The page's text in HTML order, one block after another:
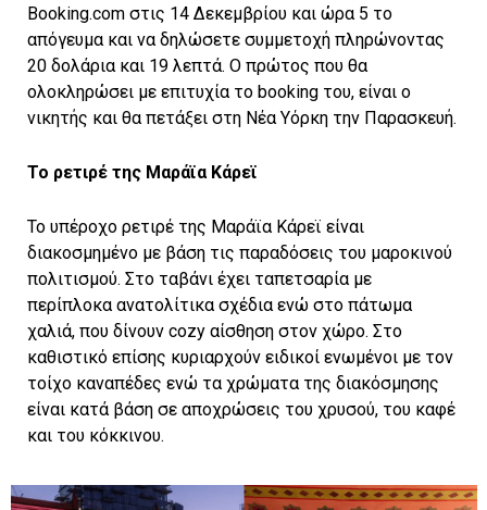
Booking.com στις 14 Δεκεμβρίου και ώρα 5 το
απόγευμα και να δηλώσετε συμμετοχή πληρώνοντας
20 δολάρια και 19 λεπτά. Ο πρώτος που θα
ολοκληρώσει με επιτυχία το booking του, είναι ο
νικητής και θα πετάξει στη Νέα Υόρκη την Παρασκευή.
Το ρετιρέ της Μαράϊα Κάρεϊ
Το υπέροχο ρετιρέ της Μαράϊα Κάρεϊ είναι
διακοσμημένο με βάση τις παραδόσεις του μαροκινού
πολιτισμού. Στο ταβάνι έχει ταπετσαρία με
περίπλοκα ανατολίτικα σχέδια ενώ στο πάτωμα
χαλιά, που δίνουν cozy αίσθηση στον χώρο. Στο
καθιστικό επίσης κυριαρχούν ειδικοί ενωμένοι με τον
τοίχο καναπέδες ενώ τα χρώματα της διακόσμησης
είναι κατά βάση σε αποχρώσεις του χρυσού, του καφέ
και του κόκκινου.